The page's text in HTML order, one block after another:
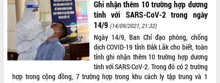
đến năm 2050
Phát động chiến dịch 30 ngày đêm
giải phóng mặt bằng Tuyến đường bộ
ven biển
Đắk Lắk nỗ lực thúc đẩy tăng trưởng
kinh tế từ 10% trở lên trong Quý
Đắk Lắk ký kết thỏa thuận hợp tác về
Ghi nhận thêm 10 trường hợp dương
tính với SARS-CoV-2 trong ngày
14/9 (14/09/2021, 21:32)
Ngày 14/9, Ban Chỉ đạo phòng, chống
dịch COVID-19 tỉnh Đắk Lắk cho biết, toàn
tỉnh ghi nhận thêm 10 trường hợp dương
tính với SARS-CoV-2. Trong đó có 2 trường
hợp trong cộng đồng, 7 trường hợp trong khu cách ly tập trung và 1